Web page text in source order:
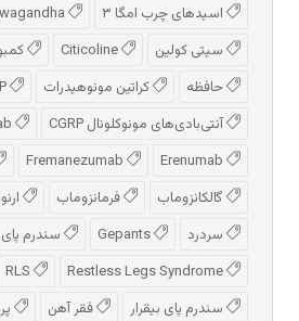
اسیدهای چرب امگا ۳
سیتی کولین
حافظه
کراتین مونوهیدرات
آنتی‌بادی‌های مونوکلونال CGRP
گالکانزوماب
فرمانزوماب
سردرد
سندرم پای
سندرم پای بیقرار
فقر آهن